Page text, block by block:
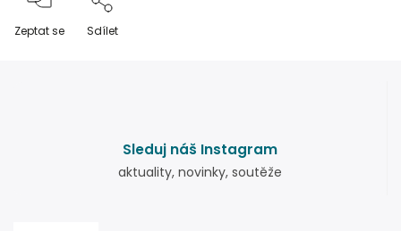
Zeptat se Sdílet
Sleduj náš Instagram
aktuality, novinky, soutěže